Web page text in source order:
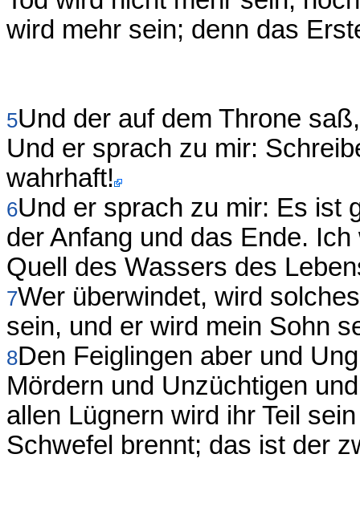
wird mehr sein; denn das
5Und der auf dem Throne
Und er sprach zu mir:
wahrhaft!
6Und er sprach zu mir: Es ist
der Anfang und das Ende.
Quell des Wassers des
7Wer überwindet, wird
sein, und er wird mein Sohn
8Den Feiglingen aber und
Mördern und Unzüchtigen
allen Lügnern wird ihr Teil
Schwefel brennt; das ist der